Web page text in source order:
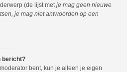
(de lijst metje mag geen nieuwe
je mag niet antwoorden op een
bericht?
bent, kun je alleen je eigen